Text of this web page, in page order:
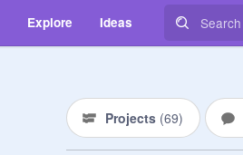
Explore Ideas
Projects (69)